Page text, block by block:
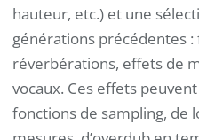
hauteur, etc.) et une
générations précédentes :
réverbérations, effets de
vocaux. Ces effets
fonctions de sampling, de